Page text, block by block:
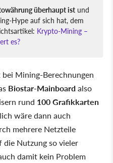
überhaupt ist und
Hype auf sich hat, dem
Krypto-Mining –
es?
Mining-Berechnungen
Biostar-Mainboardalso
rund 100 Grafikkarten
wäre dann auch
mehrere Netzteile
Nutzung so vieler
damit kein Problem